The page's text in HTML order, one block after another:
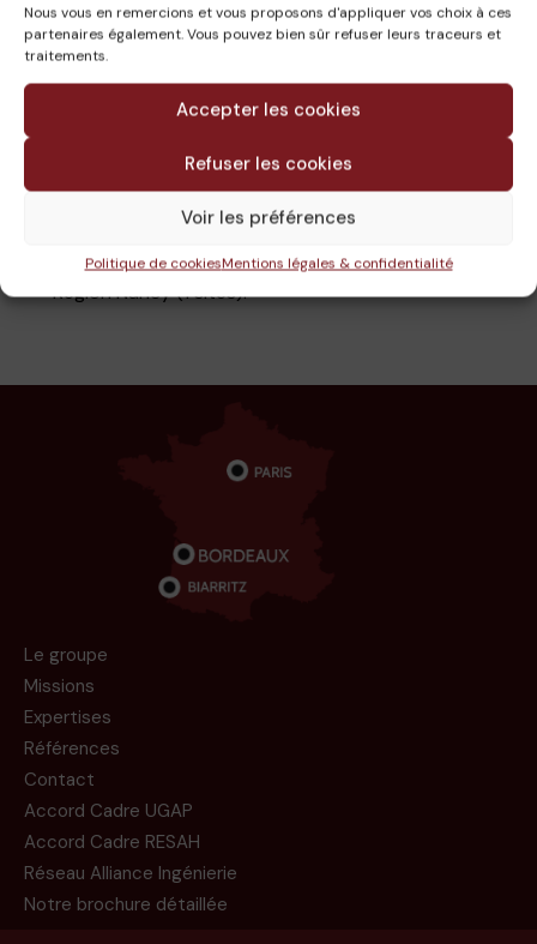
Nous vous en remercions et vous proposons d'appliquer vos choix à ces
partenaires également. Vous pouvez bien sûr refuser leurs traceurs et
traitements.
Accepter les cookies
Refuser les cookies
Voir les préférences
Politique de cookiesMentions légales & confidentialité
Descriptif : Audit / Scénarios / Schéma Directeur /
Coordination SSI pour les postes de transformation de
niveau II (450 au total).
Région Nantes (1 site),
Région Paris (50 sites),
Région Lille (9 sites),
Région Marseille (10 sites),
Région Nancy (1 sites).
Le groupe
Missions
Expertises
Références
Contact
Accord Cadre UGAP
Accord Cadre RESAH
Réseau Alliance Ingénierie
Notre brochure détaillée